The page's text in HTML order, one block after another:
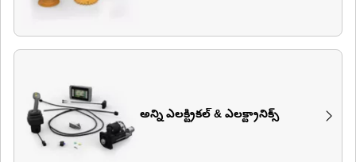
అన్ని ఎలక్ట్రికల్ & ఎలక్ట్రానిక్స్